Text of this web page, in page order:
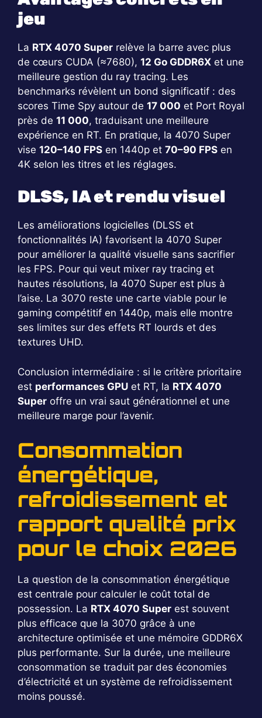
jeu
La RTX 4070 Super relève la barre avec plus
de cœurs CUDA (≈7680), 12 Go GDDR6X et une
meilleure gestion du ray tracing. Les
benchmarks révèlent un bond significatif : des
scores Time Spy autour de 17 000 et Port Royal
près de 11 000, traduisant une meilleure
expérience en RT. En pratique, la 4070 Super
vise 120–140 FPS en 1440p et 70–90 FPS en
4K selon les titres et les réglages.
DLSS, IA et rendu visuel
Les améliorations logicielles (DLSS et
fonctionnalités IA) favorisent la 4070 Super
pour améliorer la qualité visuelle sans sacrifier
les FPS. Pour qui veut mixer ray tracing et
hautes résolutions, la 4070 Super est plus à
l’aise. La 3070 reste une carte viable pour le
gaming compétitif en 1440p, mais elle montre
ses limites sur des effets RT lourds et des
textures UHD.
Conclusion intermédiaire : si le critère prioritaire
est performances GPU et RT, la RTX 4070
Super offre un vrai saut générationnel et une
meilleure marge pour l’avenir.
Consommation
énergétique,
refroidissement et
rapport qualité prix
pour le choix 2026
La question de la consommation énergétique
est centrale pour calculer le coût total de
possession. La RTX 4070 Super est souvent
plus efficace que la 3070 grâce à une
architecture optimisée et une mémoire GDDR6X
plus performante. Sur la durée, une meilleure
consommation se traduit par des économies
d’électricité et un système de refroidissement
moins poussé.